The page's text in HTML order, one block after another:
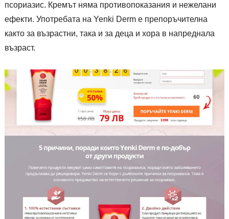
псориазис. Кремът няма противопоказания и нежелани
ефекти. Употребата на Yenki Derm е препоръчителна
както за възрастни, така и за деца и хора в напреднала
възраст.